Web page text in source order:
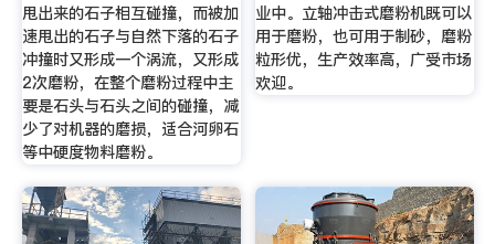
甩出来的石子相互碰撞，而被加
速甩出的石子与自然下落的石子
冲撞时又形成一个涡流，又形成
2次磨粉，在整个磨粉过程中主
要是石头与石头之间的碰撞，减
少了对机器的磨损，适合河卵石
等中硬度物料磨粉。
业中。立轴冲击式磨粉机既可以
用于磨粉，也可用于制砂，磨粉
粒形优，生产效率高，广受市场
欢迎。